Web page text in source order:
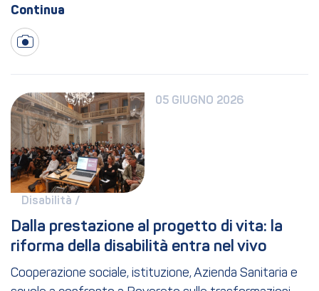
05 GIUGNO 2026
Disabilità /
Dalla prestazione al progetto di vita: la
riforma della disabilità entra nel vivo
Cooperazione sociale, istituzione, Azienda Sanitaria e